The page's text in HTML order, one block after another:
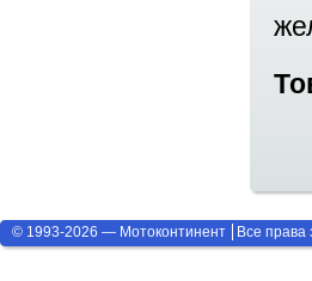
© 1993-2026 — Мотоконтинент Все